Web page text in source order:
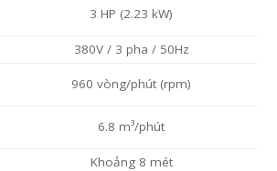
3 HP (2.23 kW)
380V / 3 pha / 50Hz
960 vòng/phút (rpm)
6.8 m³/phút
Khoảng 8 mét